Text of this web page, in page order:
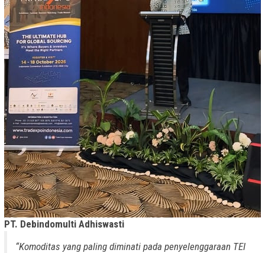
PT. Debindomulti Adhiswasti
“Komoditas yang paling diminati pada penyelenggaraan TEI